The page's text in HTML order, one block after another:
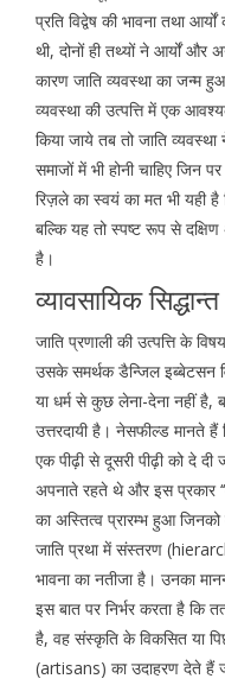
प्रति विद्वेष की भावना तथा
थी, दोनों ही तथ्यों ने आर्यों और
कारण जाति व्यवस्था का जन्म
व्यवस्था की उत्पत्ति में एक
किया जाये तब तो जाति
समाजों में भी होनी चाहिए जिन
रिज़ले का स्वयं का मत भी यही है
बल्कि यह तो स्पष्ट रूप से दक्षिण
है।
व्यावसायिक सिद्धान्त
जाति प्रणाली की उत्पत्ति के
उसके समर्थक डैन्जिल इब्बेटसन
या धर्म से कुछ लेना-देना नहीं है,
उत्तरदायी है। नेसफील्ड मानते
एक पीढ़ी से दूसरी पीढ़ी को दे
अपनाते रहते थे और इस प्रकार
का अस्तित्व प्रारम्भ हुआ जिनको
जाति प्रथा में संस्तरण
भावना का नतीजा है। उनका
इस बात पर निर्भर करता है कि
है, वह संस्कृति के विकसित या
(artisans) का उदाहरण देते हैं